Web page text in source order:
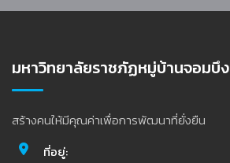
มหาวิทยาลัยราชภัฏหมู่บ้านจอมบึง
สร้างคนให้มีคุณค่าเพื่อการพัฒนาที่ยั่งยืน
ที่อยู่: